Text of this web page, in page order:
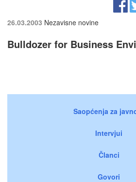
26.03.2003 Nezavisne novine
Bulldozer for Business
Saopćenja za
Intervjui
Članci
Govori